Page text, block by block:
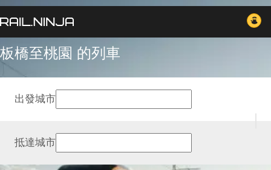
板橋至桃園 的列車
出發城市
抵達城市